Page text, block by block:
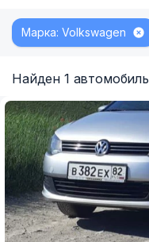
Марка: Volkswagen
Найден 1 автомобиль